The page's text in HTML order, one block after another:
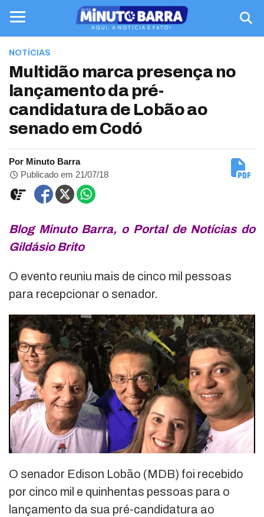
NOTÍCIAS
Multidão marca presença no
lançamento da pré-
candidatura de Lobão ao
senado em Codó
Por Minuto Barra
Publicado em 21/07/18
Blog Minuto Barra, o Portal de Notícias do
Gildásio Brito
O evento reuniu mais de cinco mil pessoas
para recepcionar o senador.
O senador Edison Lobão (MDB) foi recebido
por cinco mil e quinhentas pessoas para o
lançamento da sua pré-candidatura ao